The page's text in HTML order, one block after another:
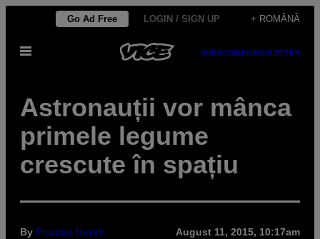
content
Go Ad Free LOGIN / SIGN UP + ROMÂNĂ
Open
SUBSCRIBENEWSLETTER
​Astronauții vor mânca
primele legume
crescute în spațiu
By Phoebe Hurst August 11, 2015, 10:17am